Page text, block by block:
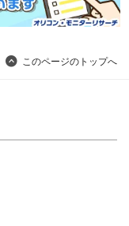
このページのトップへ